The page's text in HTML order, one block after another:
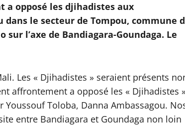
a opposé les djihadistes aux
le secteur de Tompou, commune
l’axe de Bandiagara-Goundaga. Le
Les « Djihadistes » seraient présents
affrontement a opposé les « Djihadistes
Toloba, Danna Ambassagou.
entre Bandiagara et Goundaga non loin